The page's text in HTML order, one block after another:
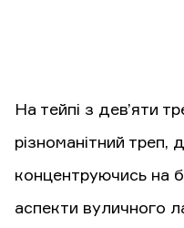
На тейпі з дев’яти
різноманітний треп,
концентруючись на
аспекти вуличного